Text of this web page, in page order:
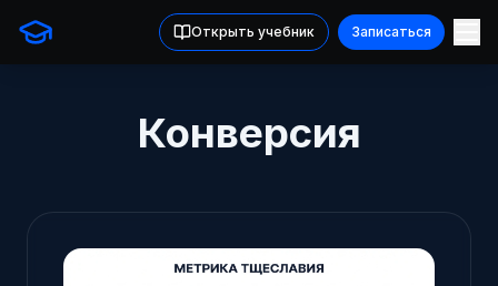
Открыть учебник Записаться
Конверсия